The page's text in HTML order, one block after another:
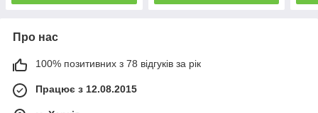
Про нас
100% позитивних з 78 відгуків за рік
Працює з 12.08.2015